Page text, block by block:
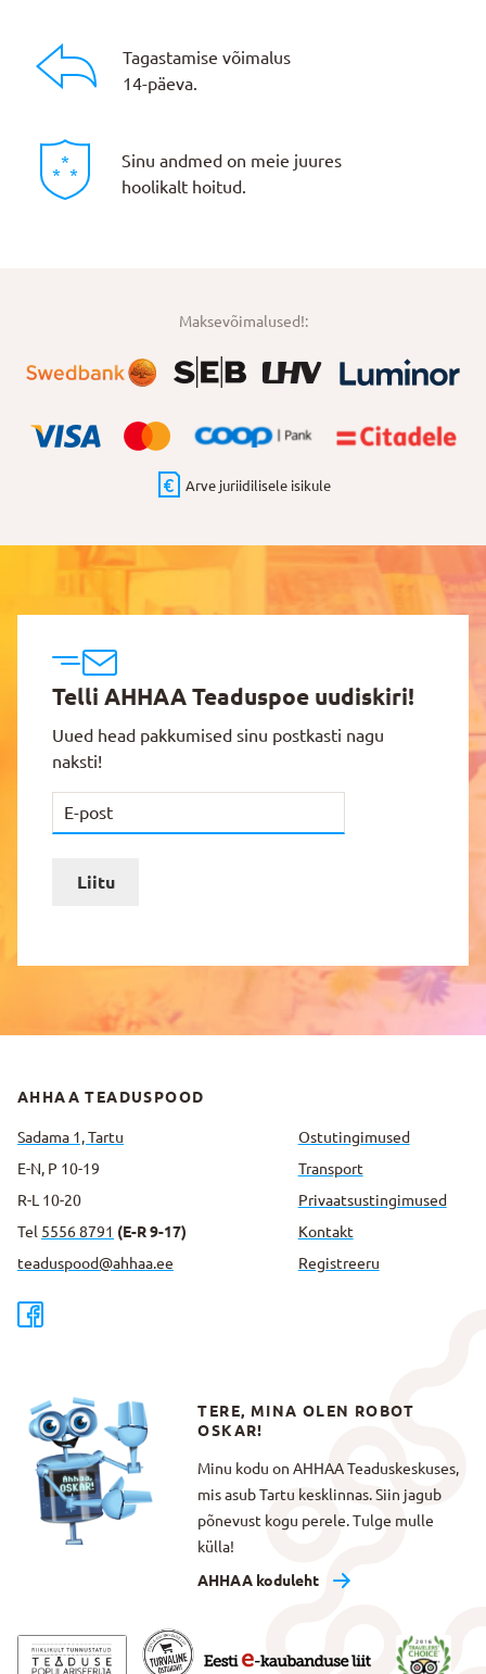
Tagastamise võimalus
14-päeva.
Sinu andmed on meie juures
hoolikalt hoitud.
Maksevõimalused!:
Arve juriidilisele isikule
Telli AHHAA Teaduspoe uudiskiri!
Uued head pakkumised sinu postkasti nagu
naksti!
Liitu
AHHAA TEADUSPOOD
Sadama 1, Tartu
E-N, P 10-19
R-L 10-20
Tel 5556 8791 (E-R 9-17)
teaduspood@ahhaa.ee
Ostutingimused
Transport
Privaatsus­tingimused
Kontakt
Registreeru
TERE, MINA OLEN ROBOT
OSKAR!
Minu kodu on AHHAA Teaduskeskuses,
mis asub Tartu kesklinnas. Siin jagub
põnevust kogu perele. Tulge mulle
külla!
AHHAA koduleht